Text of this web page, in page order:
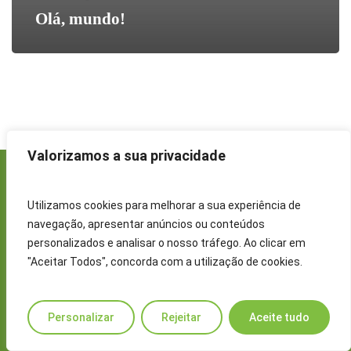
Valorizamos a sua privacidade
Utilizamos cookies para melhorar a sua experiência de
navegação, apresentar anúncios ou conteúdos
personalizados e analisar o nosso tráfego. Ao clicar em
"Aceitar Todos", concorda com a utilização de cookies.
Personalizar Rejeitar Aceite tudo
Olá, mundo!
Powered & Developed by
GRIFIN, S.S.I, Lda.